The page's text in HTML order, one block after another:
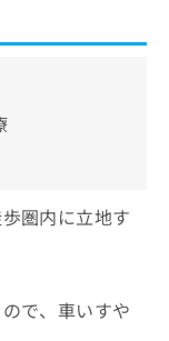
圏内に立地す
で、車いすや